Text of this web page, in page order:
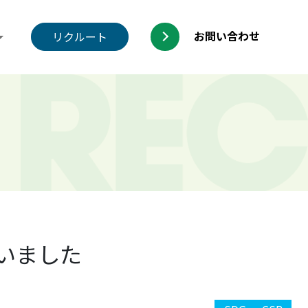
リクルート お問い合わせ
ました